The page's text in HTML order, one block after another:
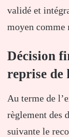
validé et
moyen comme
Décision
reprise de
Au terme de
règlement des
suivante le